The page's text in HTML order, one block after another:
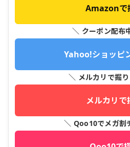
Amazonで
＼ クーポン配布
Yahoo!ショッピ
＼ メルカリで掘
メルカリで
＼ Qoo10でメガ割